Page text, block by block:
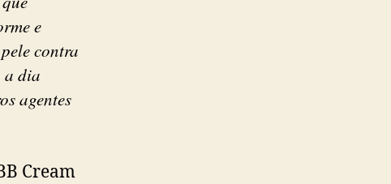
e
contra
a dia
agentes
Cream